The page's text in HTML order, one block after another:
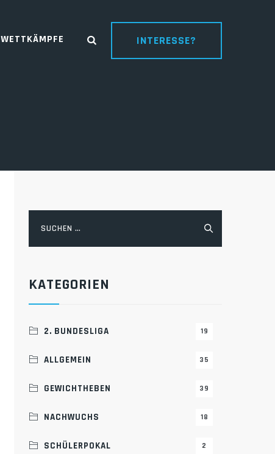
INTERESSE?
WETTKÄMPFE
nach:
KATEGORIEN
2. BUNDESLIGA 19
ALLGEMEIN 35
GEWICHTHEBEN 39
NACHWUCHS 18
SCHÜLERPOKAL 2